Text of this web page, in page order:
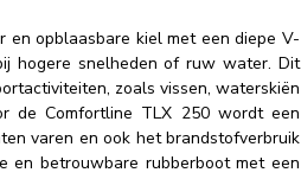
en opblaasbare kiel met een diepe V-
hogere snelheden of ruw water. Dit
zoals vissen, waterskiën
de Comfortline TLX 250 wordt een
varen en ook het brandstofverbruik
en betrouwbare rubberboot met een